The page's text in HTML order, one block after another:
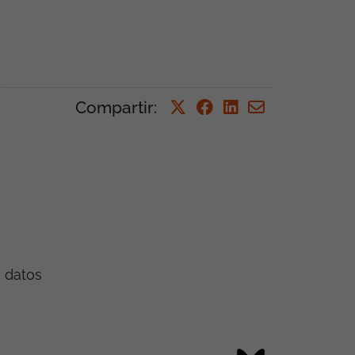
Compartir:
datos